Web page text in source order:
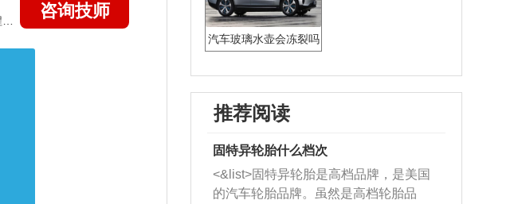
咨询技师
汽车玻璃水壶会冻裂吗
推荐阅读
固特异轮胎什么档次
<&list>固特异轮胎是高档品牌，是美国
的汽车轮胎品牌。虽然是高档轮胎品